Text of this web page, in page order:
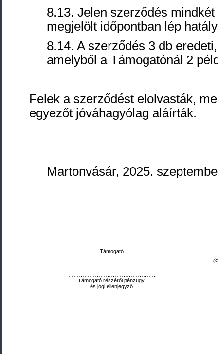
8.13. Jelen szerződés
megjelölt időpontban lép
8.14. A szerződés 3 db
amelyből a Támogatónál 2
Felek a szerződést elolvasták,
egyezőt jóváhagyólag aláírták.
Martonvásár, 2025.
Támogató
Támogató részéről pénzügyi
és jogi ellenjegyző